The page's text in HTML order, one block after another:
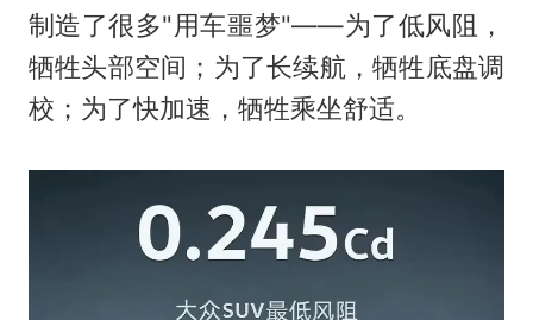
制造了很多"用车噩梦"——为了低风阻，
牺牲头部空间；为了长续航，牺牲底盘调
校；为了快加速，牺牲乘坐舒适。